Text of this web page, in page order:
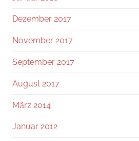
Dezember 2017
November 2017
September 2017
August 2017
März 2014
Januar 2012